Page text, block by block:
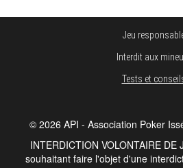
Jeu
Interdit aux
Tests et
© 2026 API - Association Poker
INTERDICTION VOLONTAIRE DE
souhaitant faire l'objet d'une